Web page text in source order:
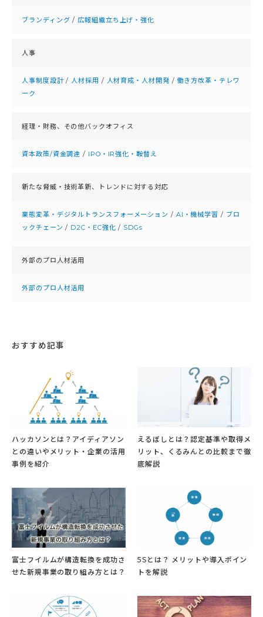
ブランディング /広報組織立ち上げ・強化
人事
人事制度設計/ 人材採用 / 人材育成・人材開発/働き方改革・テレワ
ーク
経理・財務、 その他バックオフィス
資本政策/資金調達 / IPO・IR強化・鞍替え
新たな脅威・技術革新、 トレンドに対する対応
業態変革・デジタルトランスフォーメーション / AI・機械学習 / ブロ
ックチェーン / D2C・EC強化 / SDGs
外部のプロ人材活用
外部のプロ人材活用
おすすめ記事
ハッカソンとは？アイディアソン
との違いやメリット・企業の活用
事例を紹介
えるぼしとは？認定基準や取得メ
リット、くるみんとの比較まで徹
底解説
富士フイルムが構造転換を成功さ
せた新規事業の取り組み方とは？
5Sとは？ メリットや導入ポイン
トを解説